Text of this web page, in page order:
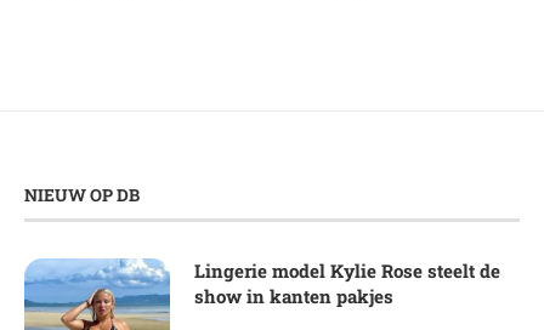
NIEUW OP DB
Lingerie model Kylie Rose steelt de
show in kanten pakjes